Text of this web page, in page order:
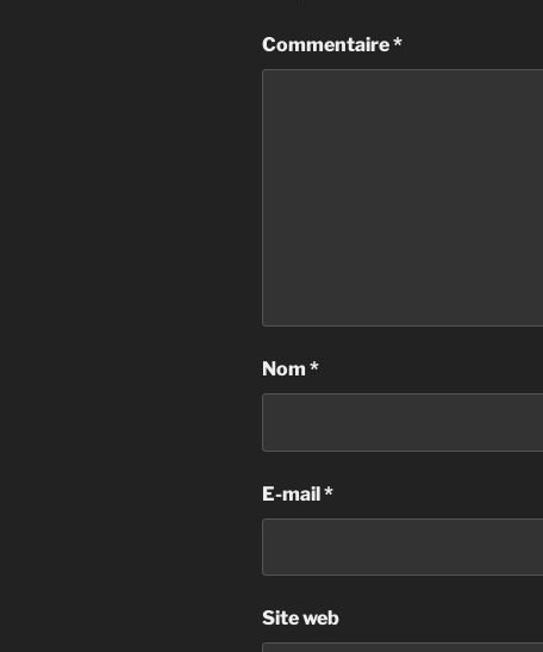
Commentaire*
Nom *
E-mail*
Site web